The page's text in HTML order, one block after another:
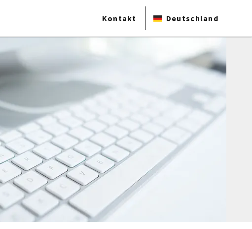
Kontakt Deutschland